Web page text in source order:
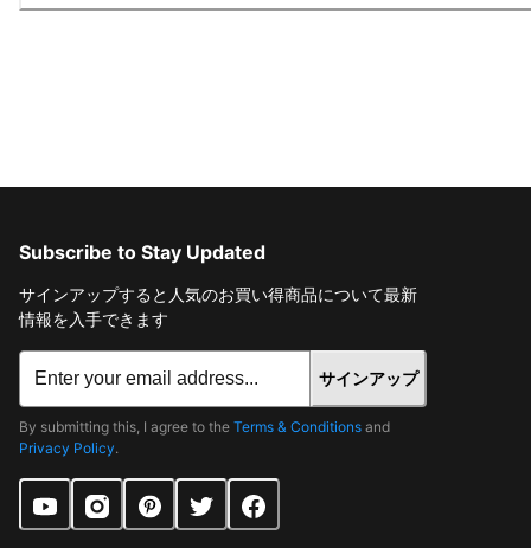
Subscribe to Stay Updated
サインアップすると人気のお買い得商品について最新
情報を入手できます
サインアップ
By submitting this, I agree to the Terms & Conditions and
Privacy Policy.